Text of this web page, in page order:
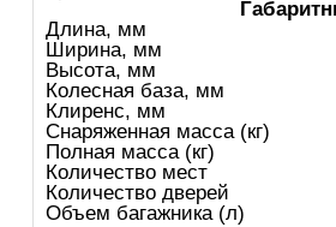
Длина, мм
Ширина, мм
Высота, мм
Колесная база, мм
Клиренс, мм
Снаряженная масса (кг)
Полная масса (кг)
Количество мест
Количество дверей
Объем багажника (л)